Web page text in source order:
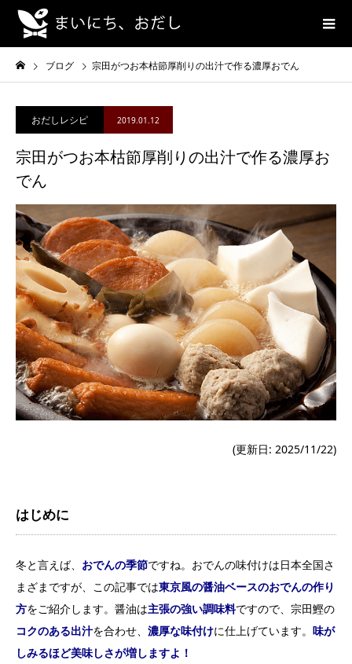
ブログ 宗田がつお本枯節厚削りの出汁で作る濃厚おでん
おだしレシピ 2019.01.12
宗田がつお本枯節厚削りの出汁で作る濃厚お
でん
(更新日: 2025/11/22)
はじめに
冬と言えば、 おでんの季節ですね。おでんの味付けは日本全国さ
まざまですが、この記事では東京風の醤油ベースのおでんの作り
方をご紹介します。醤油は主張の強い調味料ですので、宗田鰹の
コクのある出汁を合わせ、 濃厚な味付けに仕上げています。 味が
しみるほど美味しさが増しますよ！